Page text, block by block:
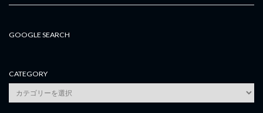
GOOGLE SEARCH
CATEGORY
category